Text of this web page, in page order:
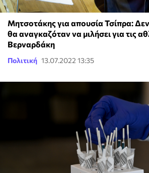
Μητσοτάκης για απουσία Τσίπρα: Δεν
θα αναγκαζόταν να μιλήσει για τις
Βερναρδάκη
Πολιτική 13.07.2022 13:35